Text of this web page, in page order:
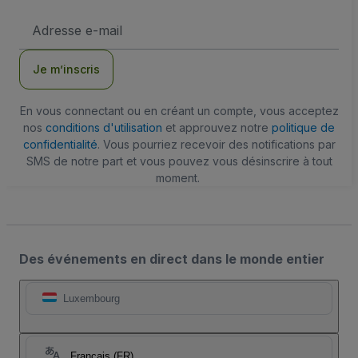
e-
Je m’inscris
En vous connectant ou en créant un compte, vous acceptez
nos conditions d'utilisation et approuvez notre politique de
confidentialité. Vous pourriez recevoir des notifications par
SMS de notre part et vous pouvez vous désinscrire à tout
moment.
Des événements en direct dans le monde entier
Luxembourg